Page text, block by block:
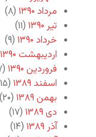
مرداد ۱۳۹۰
(۸)
تیر ۱۳۹۰
(۱۱)
خرداد ۱۳۹۰
(۹)
اردیبهشت ۱۳۹۰
فروردین ۱۳۹۰
(۷)
اسفند ۱۳۸۹
(۱۵)
بهمن ۱۳۸۹
(۲۰)
دی ۱۳۸۹
(۱۷)
آذر ۱۳۸۹
(۱۴)